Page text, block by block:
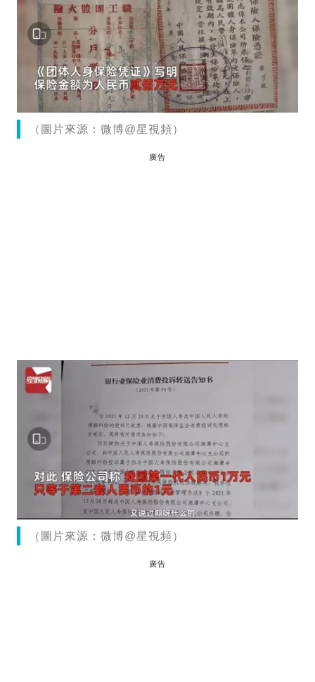
（圖片來源：微博@星視頻）
廣告
（圖片來源：微博@星視頻）
廣告